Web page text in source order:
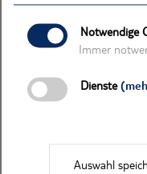
Werden Sie Mitglied!
TUI BKK Beitrittserklärung
Friends & Family
Berufsstarter
TUI BKK
Notwendige
Immer
Dienste
Auswahl